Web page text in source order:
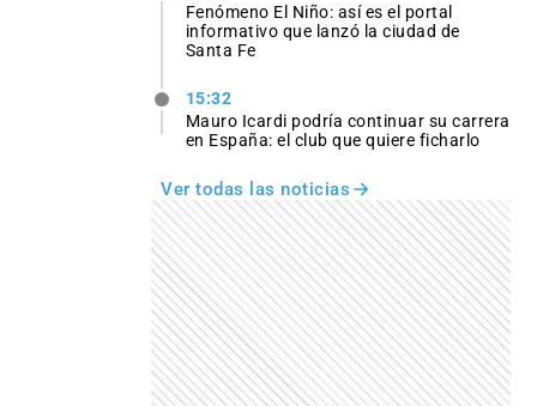
Fenómeno El Niño: así es el portal
informativo que lanzó la ciudad de
Santa Fe
15:32
Mauro Icardi podría continuar su carrera
en España: el club que quiere ficharlo
Ver todas las noticias